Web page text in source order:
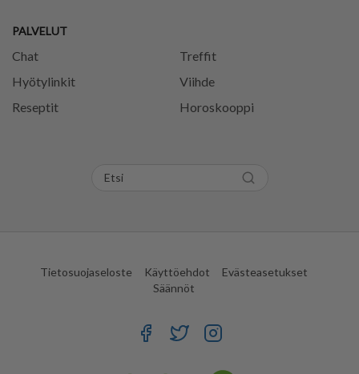
PALVELUT
Chat
Treffit
Hyötylinkit
Viihde
Reseptit
Horoskooppi
Tietosuojaseloste Käyttöehdot
Evästeasetukset
Säännöt